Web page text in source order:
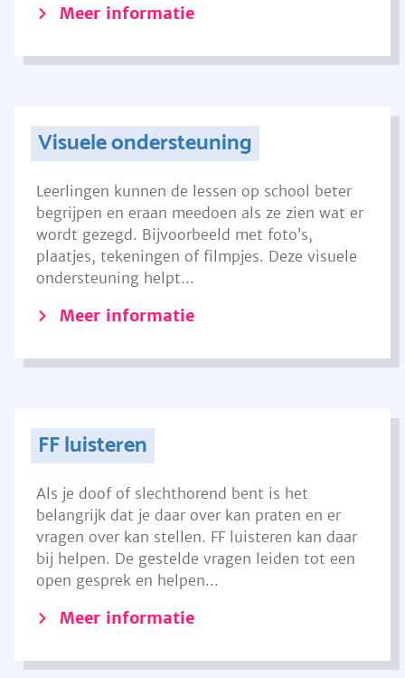
Meer informatie
Visuele ondersteuning
Leerlingen kunnen de lessen op school beter
begrijpen en eraan meedoen als ze zien wat er
wordt gezegd. Bijvoorbeeld met foto’s,
plaatjes, tekeningen of filmpjes. Deze visuele
ondersteuning helpt...
Meer informatie
FF luisteren
Als je doof of slechthorend bent is het
belangrijk dat je daar over kan praten en er
vragen over kan stellen. FF luisteren kan daar
bij helpen. De gestelde vragen leiden tot een
open gesprek en helpen...
Meer informatie